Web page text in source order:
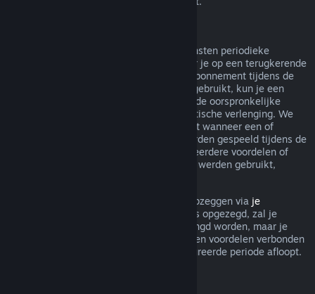
Steam biedt voor sommige inhoud en diensten periodieke
toegang (bijv. maandelijks, jaarlijks) waar je op een terugkerende
basis voor betaalt. Als een terugkerend abonnement tijdens de
huidige gefactureerde periode niet werd gebruikt, kun je een
terugbetaling aanvragen binnen 48 u. na de oorspronkelijke
aankoop, of binnen 48 u. na elke automatische verlenging. We
beschouwen een abonnement als gebruikt wanneer een of
meerdere spellen uit het abonnement werden gespeeld tijdens de
gefactureerde periode, of als er een of meerdere voordelen of
kortingen inbegrepen bij het abonnement werden gebruikt,
Je kunt een lopend abonnement steeds opzeggen via je
. Zodra je abonnement is opgezegd, zal je
abonnement niet meer automatisch verlengd worden, maar je
blijft wel toegang hebben tot alle inhoud en voordelen verbonden
aan je abonnement tot de huidige gefactureerde periode afloopt.